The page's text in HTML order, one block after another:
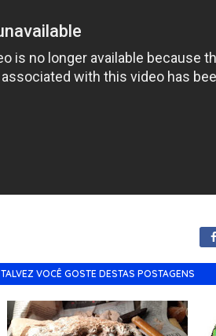
TALVEZ VOCÊ GOSTE DESTAS POSTAGENS